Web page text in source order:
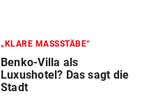
„KLARE MASSSTÄBE“
Benko-Villa als
Luxushotel? Das sagt die
Stadt